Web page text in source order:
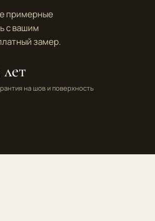
примерные
с вашим
замер.
лет
на шов и поверхность